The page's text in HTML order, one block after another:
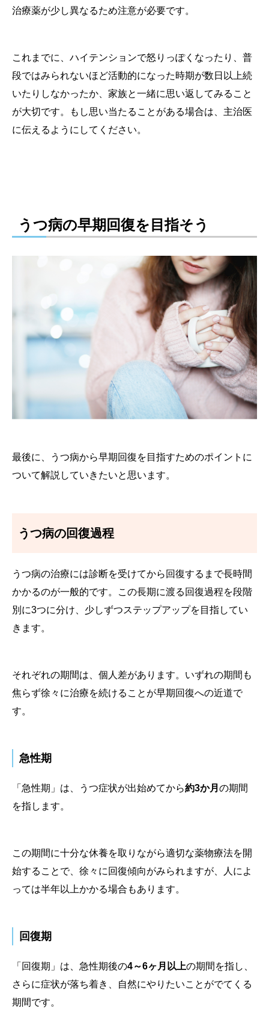
治療薬が少し異なるため注意が必要です。
これまでに、ハイテンションで怒りっぽくなったり、普
段ではみられないほど活動的になった時期が数日以上続
いたりしなかったか、家族と一緒に思い返してみること
が大切です。もし思い当たることがある場合は、主治医
に伝えるようにしてください。
うつ病の早期回復を目指そう
最後に、うつ病から早期回復を目指すためのポイントに
ついて解説していきたいと思います。
うつ病の回復過程
うつ病の治療には診断を受けてから回復するまで長時間
かかるのが一般的です。この長期に渡る回復過程を段階
別に3つに分け、少しずつステップアップを目指してい
きます。
それぞれの期間は、個人差があります。いずれの期間も
焦らず徐々に治療を続けることが早期回復への近道で
す。
急性期
「急性期」は、うつ症状が出始めてから約3か月 の期間
を指します。
この期間に十分な休養を取りながら適切な薬物療法を開
始することで、徐々に回復傾向がみられますが、人によ
っては半年以上かかる場合もあります。
回復期
「回復期」は、急性期後の4～6ヶ月以上の期間を指し、
さらに症状が落ち着き、自然にやりたいことがでてくる
期間です。